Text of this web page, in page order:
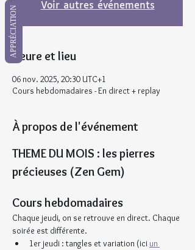
Voir autres événements
Heure et lieu
06 nov. 2025, 20:30 UTC+1
Cours hebdomadaires - En direct + replay
À propos de l'événement
THEME DU MOIS : les pierres
précieuses (Zen Gem)
Cours hebdomadaires
Chaque jeudi, on se retrouve en direct. Chaque
soirée est différente.
1er jeudi : tangles et variation (ici un
APPRÉCIATION